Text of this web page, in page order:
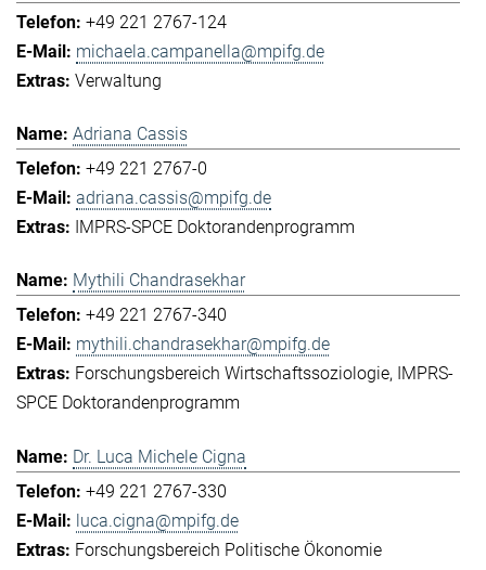
+49 221 2767-124
michaela.campanella@mpifg.de
Verwaltung
Adriana Cassis
+49 221 2767-0
adriana.cassis@mpifg.de
IMPRS-SPCE Doktorandenprogramm
Mythili Chandrasekhar
+49 221 2767-340
mythili.chandrasekhar@mpifg.de
Forschungsbereich Wirtschaftssoziologie
IMPRS-
SPCE Doktorandenprogramm
Dr. Luca Michele Cigna
+49 221 2767-330
luca.cigna@mpifg.de
Forschungsbereich Politische Ökonomie